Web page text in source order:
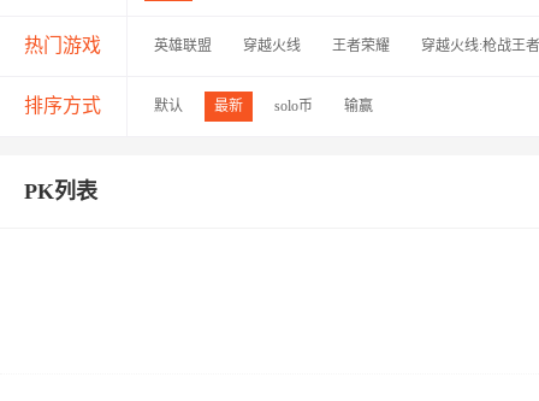
热门游戏 英雄联盟 穿越火线 王者荣耀 穿越火线:枪战王者
排序方式 默认 最新 solo币 输赢
PK列表